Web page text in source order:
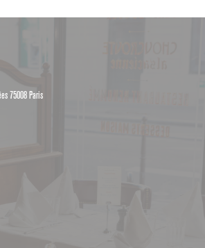
75008 Paris((apre una nuova finestra))